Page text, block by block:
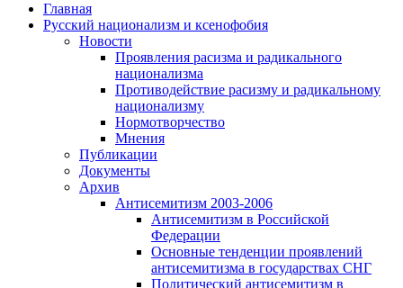
Главная
Русский национализм и ксенофобия
Новости
Проявления расизма и радикального
национализма
Противодействие расизму и радикальному
национализму
Нормотворчество
Мнения
Публикации
Документы
Архив
Антисемитизм 2003-2006
Антисемитизм в Российской
Федерации
Основные тенденции проявлений
антисемитизма в государствах СНГ
Политический антисемитизм в